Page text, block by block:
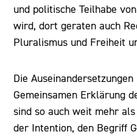
und politische Teilhabe
wird, dort geraten auch
Pluralismus und Freiheit
Die
Gemeinsamen Erklärung
sind so auch weit mehr
der Intention, den Begriff